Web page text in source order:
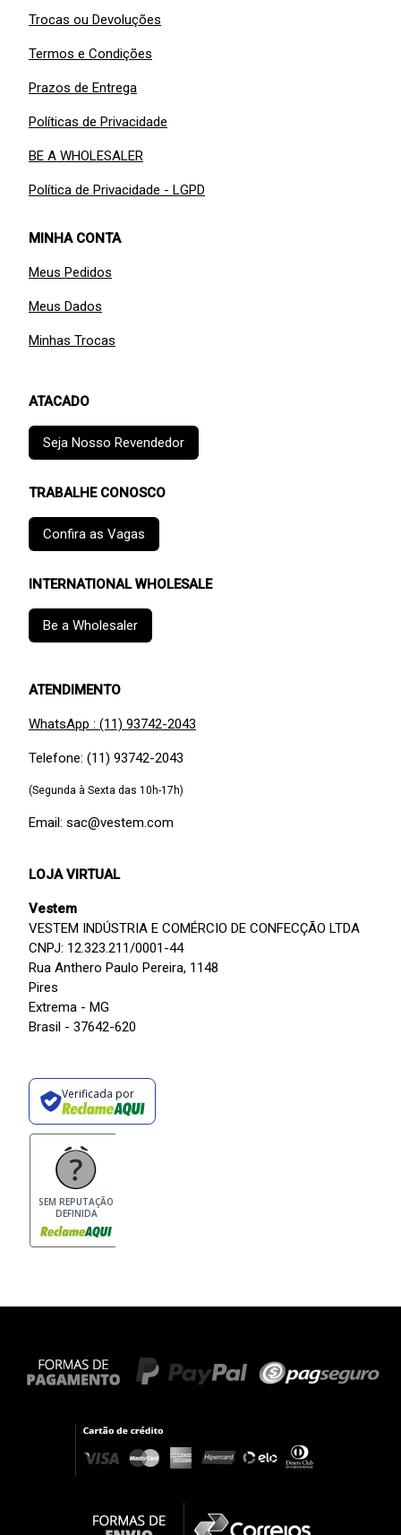
Trocas ou Devoluções
Termos e Condições
Prazos de Entrega
Políticas de Privacidade
BE A WHOLESALER
Política de Privacidade - LGPD
MINHA CONTA
Meus Pedidos
Meus Dados
Minhas Trocas
ATACADO
Seja Nosso Revendedor
TRABALHE CONOSCO
Confira as Vagas
INTERNATIONAL WHOLESALE
Be a Wholesaler
ATENDIMENTO
WhatsApp : (11) 93742-2043
Telefone: (11) 93742-2043
(Segunda à Sexta das 10h-17h)
Email: sac@vestem.com
LOJA VIRTUAL
Vestem
VESTEM INDÚSTRIA E COMÉRCIO DE CONFECÇÃO LTDA
CNPJ: 12.323.211/0001-44
Rua Anthero Paulo Pereira, 1148
Pires
Extrema - MG
Brasil - 37642-620
Verificada por
SEM REPUTAÇÃO
DEFINIDA